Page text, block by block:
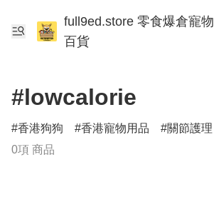
full9ed.store 零食爆倉寵物
百貨
#lowcalorie
香港狗狗 香港寵物用品 關節護理
0項 商品